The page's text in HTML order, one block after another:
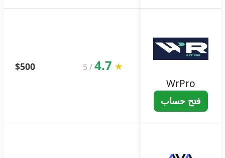
WrPro
فتح حساب
★
4.7
/
5
$500